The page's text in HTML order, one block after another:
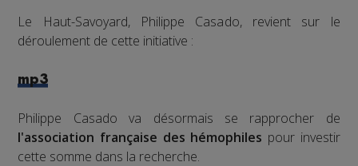
Le Haut-Savoyard, Philippe Casado, revient sur le
déroulement de cette initiative :
mp3
Philippe Casado va désormais se rapprocher de
l'association française des hémophiles pour investir
cette somme dans la recherche.